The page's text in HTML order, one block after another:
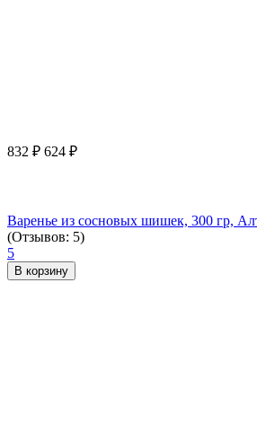
832 ₽ 624 ₽
Варенье из сосновых шишек, 300 гр,
(Отзывов: 5)
5
В корзину